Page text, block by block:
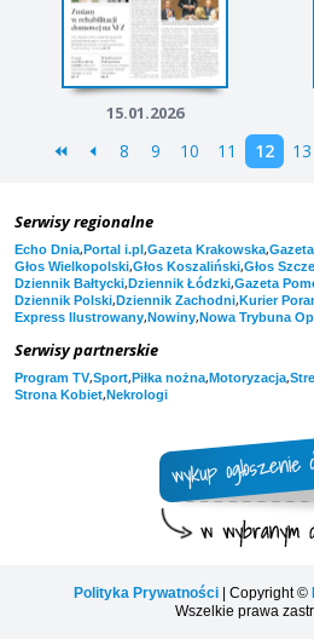
15.01.2026
8 9 10 11 12 13
Serwisy regionalne
Echo Dnia,Portal i.pl,Gazeta Krakowska,
Głos Wielkopolski,Głos Koszaliński,Głos
Dziennik Bałtycki,Dziennik Łódzki,Gazeta
Dziennik Polski,Dziennik Zachodni,Kurier
Express Ilustrowany,Nowiny,Nowa Trybuna
Serwisy partnerskie
Program TV,Sport,Piłka nożna,Motoryzacja,
Strona Kobiet,Nekrologi
Polityka Prywatności | Copyright ©
Wszelkie prawa